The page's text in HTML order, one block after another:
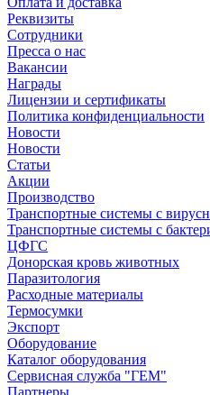
Реквизиты
Сотрудники
Пресса о нас
Вакансии
Награды
Лицензии и сертификаты
Политика конфиденциальности
Новости
Новости
Статьи
Акции
Производство
Транспортные системы с
Транспортные системы с
ЦФГС
Донорская кровь животных
Паразитология
Расходные материалы
Термосумки
Экспорт
Оборудование
Каталог оборудования
Сервисная служба "ГЕМ"
Партнеры